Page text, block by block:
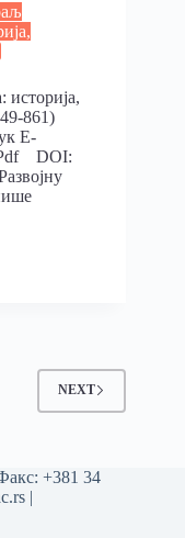
861)
Е-
DOI:
NEXT
+381 34
|